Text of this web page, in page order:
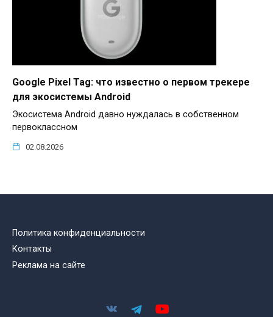
Google Pixel Tag: что известно о первом трекере
для экосистемы Android
Экосистема Android давно нуждалась в собственном
первоклассном
02.08.2026
Политика конфиденциальности
Контакты
Реклама на сайте